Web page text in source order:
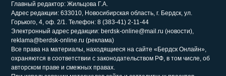
Главный редактор: Жильцова Г.А.
Адрес редакции: 633010, Новосибирская область, г. Бердск, ул.
Горького, 4, оф. 2/1. Телефон: 8 (383-41) 2-11-44
Электронный адрес редакции: berdsk-online@mail.ru (новости),
reklama@berdsk-online.ru (реклама)
Все права на материалы, находящиеся на сайте «Бердск Онлайн»,
охраняются в соответствии с законодательством РФ, в том числе, об
авторском праве и смежных правах.